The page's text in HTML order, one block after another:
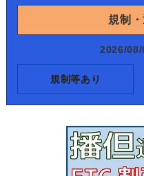
規制
2026/
規制等あり